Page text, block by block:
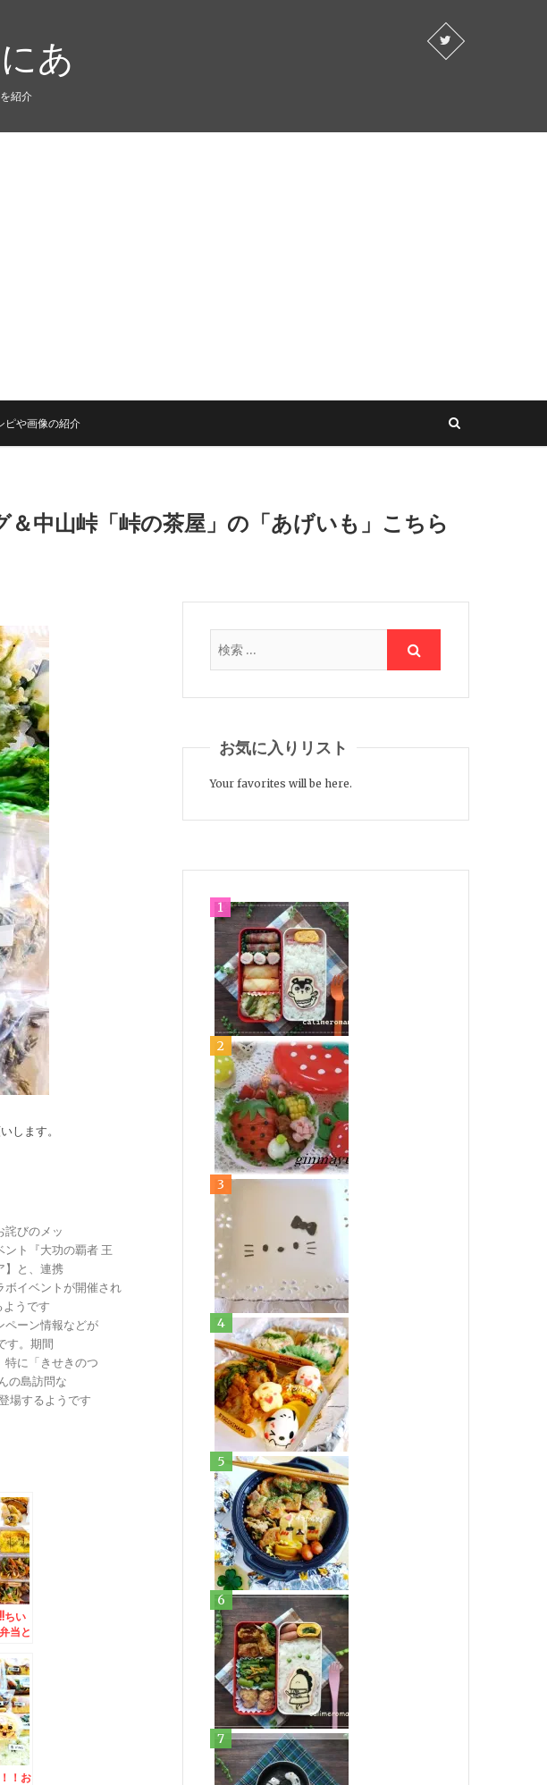
あ
紹介
ピや画像の紹介
中山峠「峠の茶屋」の「あげいも」こちら
します。
詫びのメッ
ト『大功の覇者 王
】と、連携
ボイベントが開催され
うです
ペーン情報などが
す。期間
特に「きせきのつ
の島訪問な
場するようです
ちい
当と
カレ
本
つ
、ブ
ン」
！お
お気に入りリスト
Your favorites will be here.